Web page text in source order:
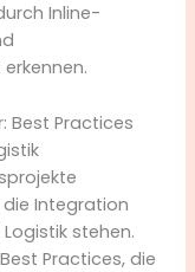
Inline-
Best Practices
Integration
stehen.
Practices, die